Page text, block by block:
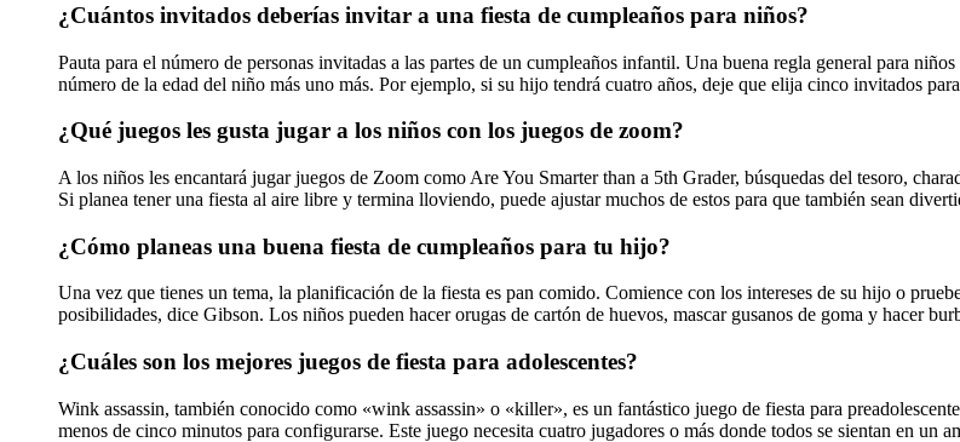
¿Cuántos invitados deberías invitar a una fiesta de cumpleaños para niños?
Pauta para el número de personas invitadas a las partes de un cumpleaños infantil. Una buena regla general para
número de la edad del niño más uno más. Por ejemplo, si su hijo tendrá cuatro años, deje que elija cinco invitados
¿Qué juegos les gusta jugar a los niños con los juegos de zoom?
A los niños les encantará jugar juegos de Zoom como Are You Smarter than a 5th Grader, búsquedas del tesoro,
Si planea tener una fiesta al aire libre y termina lloviendo, puede ajustar muchos de estos para que también sean
¿Cómo planeas una buena fiesta de cumpleaños para tu hijo?
Una vez que tienes un tema, la planificación de la fiesta es pan comido. Comience con los intereses de su hijo o
posibilidades, dice Gibson. Los niños pueden hacer orugas de cartón de huevos, mascar gusanos de goma y hacer
¿Cuáles son los mejores juegos de fiesta para adolescentes?
Wink assassin, también conocido como «wink assassin» o «killer», es un fantástico juego de fiesta para
menos de cinco minutos para configurarse. Este juego necesita cuatro jugadores o más donde todos se sientan en un